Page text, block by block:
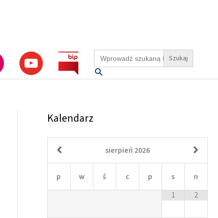
Search
for:
Szukaj
Kalendarz
sierpień 2026
p w ś c p s
n
1
2